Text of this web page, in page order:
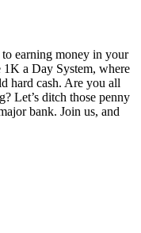
earning money in your
1K a Day System, where
hard cash. Are you all
Let’s ditch those penny
bank. Join us, and